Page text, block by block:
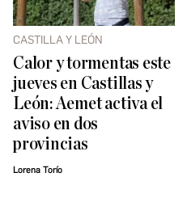
CASTILLA Y LEÓN
Calor y tormentas este
jueves en Castillas y
León: Aemet activa el
aviso en dos
provincias
Lorena Torío